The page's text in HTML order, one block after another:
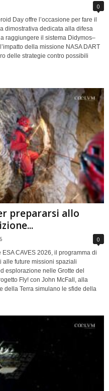
0
Day offre l’occasione per fare il
dimostrativa dedicata alla difesa
raggiungere il sistema Didymos–
della missione NASA DART
delle strategie contro possibili
prepararsi allo
0
CAVES 2026, il programma di
alle future missioni spaziali
esplorazione nelle Grotte del
Fly! con John McFall, alla
della Terra simulano le sfide della